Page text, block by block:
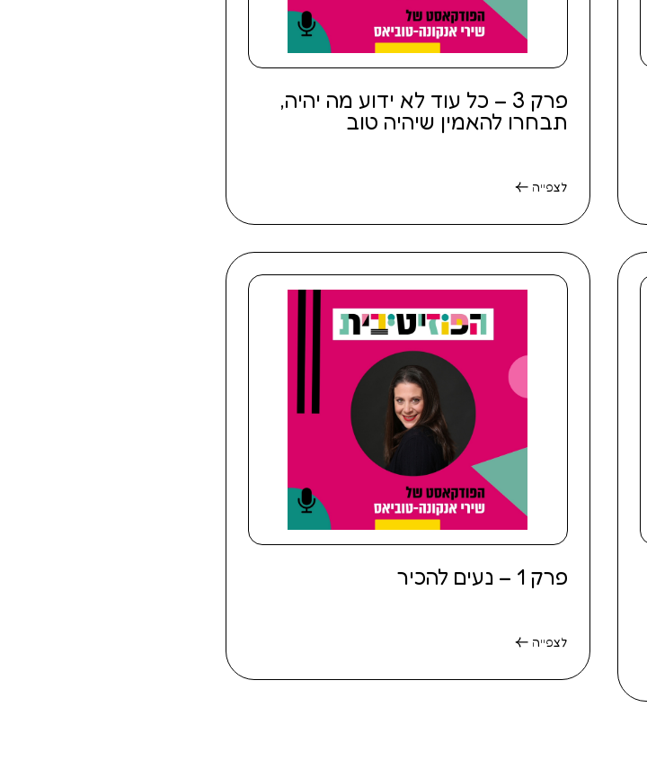
פרק 3 – כל עוד לא ידוע מה יהיה,
תבחרו להאמין שיהיה טוב
לצפייה
פרק 1 – נעים להכיר
לצפייה